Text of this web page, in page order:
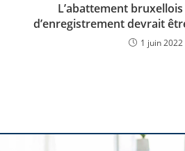
L’abattement
d’enregistrement devrait
1 juin 2022